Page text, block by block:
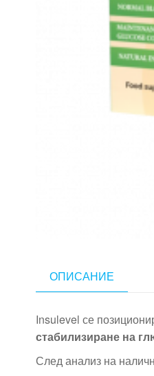
ОПИСАНИЕ
Insulevel се
стабилизиране на
След анализ на